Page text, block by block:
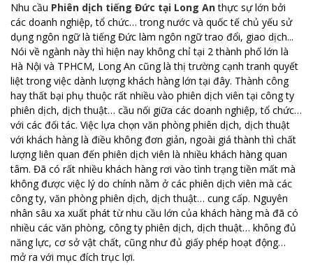
Nhu cầu Phiên dịch tiếng Đức tại Long Anthực sự lớn bởi
các doanh nghiệp, tổ chức… trong nước và quốc tế chủ yếu sử
dụng ngôn ngữ là tiếng Đức làm ngôn ngữ trao đổi, giao dịch...
Nói về ngành này thì hiện nay không chỉ tại 2 thành phố lớn là
Hà Nội và TPHCM, Long An cũng là thị trường cạnh tranh quyết
liệt trong việc dành lượng khách hàng lớn tại đây. Thành công
hay thất bại phụ thuộc rất nhiều vào phiên dịch viên tại công ty
phiên dịch, dịch thuật… cầu nối giữa các doanh nghiệp, tổ chức…
với các đối tác. Việc lựa chọn văn phòng phiên dịch, dịch thuật
với khách hàng là điều không đơn giản, ngoài giá thành thì chất
lượng liên quan đến phiên dịch viên là nhiều khách hàng quan
tâm. Đã có rất nhiều khách hàng rơi vào tình trạng tiền mất mà
không được việc lý do chính nằm ở các phiên dịch viên mà các
công ty, văn phòng phiên dịch, dịch thuật… cung cấp. Nguyên
nhân sâu xa xuất phát từ nhu cầu lớn của khách hàng mà đã có
nhiều các văn phòng, công ty phiên dịch, dịch thuật… không đủ
năng lực, cơ sở vật chất, cũng như đủ giấy phép hoạt động…
mở ra với mục đích trục lợi.